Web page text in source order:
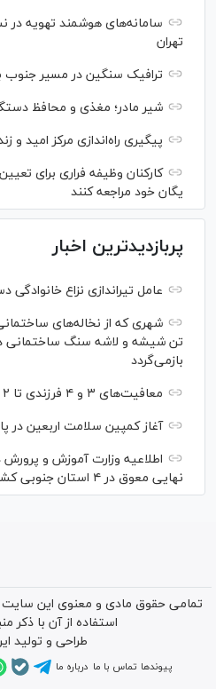
سامانه‌های هوشمند تهویه در
تهران
ترافیک سنگین در مسیر
شیر مادر؛ مغذی و محافظ
پیگیری راه‌اندازی مرکز امید و
کارکنان وظیفه فراری برای
یگان خود مراجعه کنند
پربازدیدترین اخبار
عامل تیراندازی نزاع خانوادگی
تن شیشه و لاشه سنگ ساختمانی
بازمی‌گردد
معافیت‌های ۳ و ۴ فرزندی تا ۲ سال دیگر تمدید شد
آغاز کمپین سلامت اربعین در
اطلاعیه وزارت آموزش و پرورش
نهایی معوق در ۴ استان جنوبی کشور
تمامی حقوق مادی و معنوی این سایت
استفاده از آن با ذکر
طراحی و تولید
پیوندها تماس با ما درباره ما